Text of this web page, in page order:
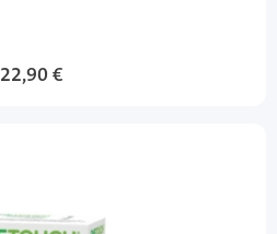
22,90 €